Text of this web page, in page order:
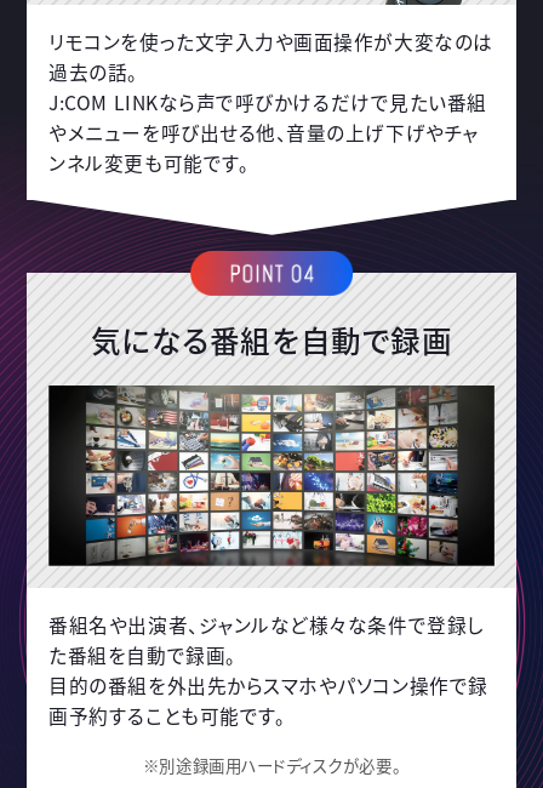
リモコンを使った文字入力や画面操作が大変なのは
過去の話。
J:COM LINKなら声で呼びかけるだけで見たい番組
やメニューを呼び出せる他、音量の上げ下げやチャ
ンネル変更も可能です。
気になる番組を自動で録画
番組名や出演者、ジャンルなど様々な条件で登録し
た番組を自動で録画。
目的の番組を外出先からスマホやパソコン操作で録
画予約することも可能です。
※別途録画用ハードディスクが必要。